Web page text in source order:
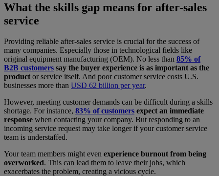
What the skills gap means for after-sales
service
Providing reliable after-sales service is crucial for the success of
many companies. Especially those in technological fields like
original equipment manufacturing (OEM). No less than 85% of
B2B customers say the buyer experience is as important as the
product or service itself. And poor customer service costs U.S.
businesses more than USD 62 billion per year.
However, meeting customer demands can be difficult during a skills
shortage. For instance, 83% of customers expect an immediate
response when contacting your company. But responding to an
incoming service request may take longer if your customer service
team is understaffed.
Your team members might even experience burnout from being
overworked. This can lead them to leave their jobs, which
exacerbates the problem, creating a vicious cycle.